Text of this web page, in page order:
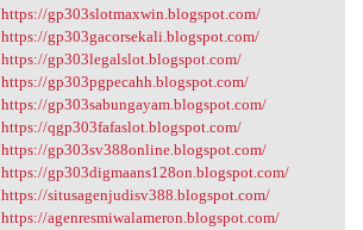
https://gp303slotmaxwin.blogspot.com/
https://gp303gacorsekali.blogspot.com/
https://gp303legalslot.blogspot.com/
https://gp303pgpecahh.blogspot.com/
https://gp303sabungayam.blogspot.com/
https://qgp303fafaslot.blogspot.com/
https://gp303sv388online.blogspot.com/
https://gp303digmaans128on.blogspot.com/
https://situsagenjudisv388.blogspot.com/
https://agenresmiwalameron.blogspot.com/